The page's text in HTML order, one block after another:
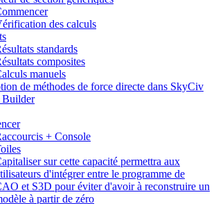
des calculs
standards
composites
manuels
de méthodes de force directe dans SkyCiv
Builder
+ Console
sur cette capacité permettra aux
d'intégrer entre le programme de
et S3D pour éviter d'avoir à reconstruire un
à partir de zéro